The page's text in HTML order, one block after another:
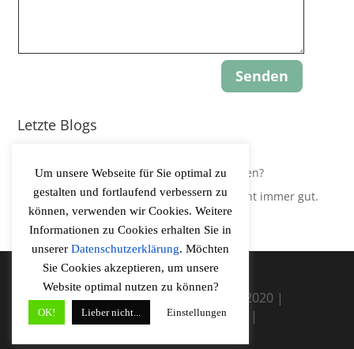
Senden
Letzte Blogs
Leidest Du an Hypokapnie, ohne es zu wissen?
Der Körper regelt Sauerstoffversorgung nicht immer gut.
Vitalitaetscoaching Rureifel ©2020 |
Disclaimer
|Impressum
|
Um unsere Webseite für Sie optimal zu
gestalten und fortlaufend verbessern zu
können, verwenden wir Cookies. Weitere
Informationen zu Cookies erhalten Sie in
unserer Datenschutzerklärung. Möchten
Sie Cookies akzeptieren, um unsere
Website optimal nutzen zu können?
OK! Lieber nicht... Einstellungen